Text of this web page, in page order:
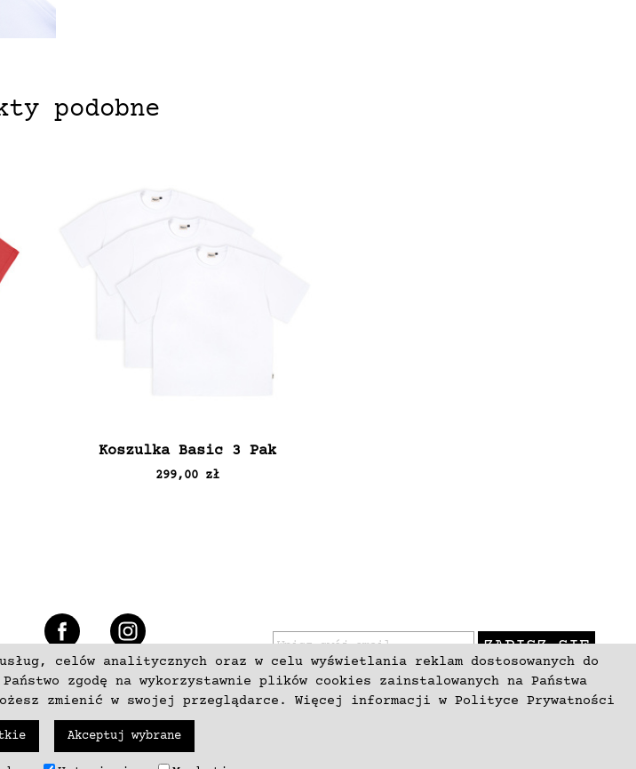
celów analitycznych oraz w celu wyświetlania reklam dostosowanych do
zgodę na wykorzystawnie plików cookies zainstalowanych na Państwa
zmienić w swojej przeglądarce. Więcej informacji w Polityce Prywatności
Akceptuj wybrane
podobne
Koszulka Basic 3 Pak
299,00 zł
ZAPISZ SIĘ
+48 537797700